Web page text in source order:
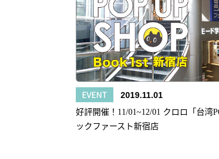
EVENT 2019.11.01
好評開催！11/01~12/01 クロロ「台湾
ックファースト新宿店